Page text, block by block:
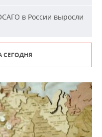
в России выросли
СЕГОДНЯ